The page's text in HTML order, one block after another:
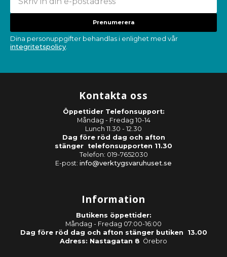
Prenumerera
Dina personuppgifter behandlas i enlighet med vår
integritetspolicy.
Kontakta oss
Öppettider Telefonsupport:
Måndag - Fredag 10-14
Lunch 11.30 - 12.30
Dag före röd dag och afton
stänger telefonsupporten 11.30
Telefon: 019-7652030
E-post: info@verktygsvaruhuset.se
Information
Butikens öppettider:
Måndag - Fredag 07:00-16:00
Dag före röd dag och afton stänger butiken 13.00
Adress: Nastagatan 8 Örebro